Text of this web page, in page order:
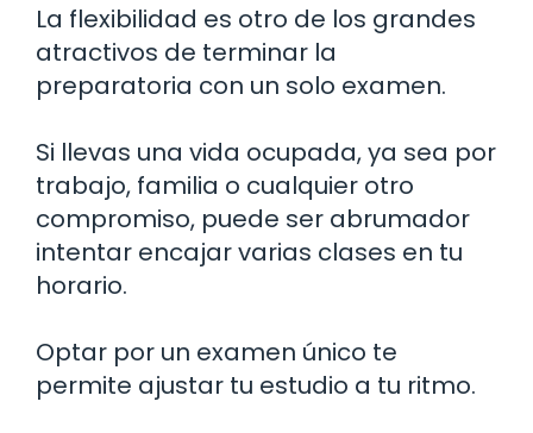
La flexibilidad es otro de los grandes
atractivos de terminar la
preparatoria con un solo examen.
Si llevas una vida ocupada, ya sea por
trabajo, familia o cualquier otro
compromiso, puede ser abrumador
intentar encajar varias clases en tu
horario.
Optar por un examen único te
permite ajustar tu estudio a tu ritmo.